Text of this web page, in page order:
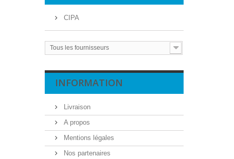
CIPA
Tous les fournisseurs
INFORMATION
Livraison
A propos
Mentions légales
Nos partenaires